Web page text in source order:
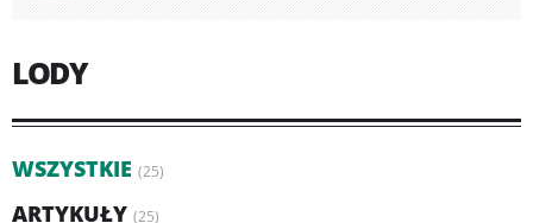
LODY
WSZYSTKIE (25)
ARTYKUŁY (25)